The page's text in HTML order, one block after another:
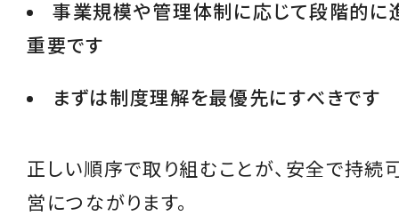
事業規模や管理体制に応じて段階的に
重要です
まずは制度理解を最優先にすべきです
正しい順序で取り組むことが、安全で持続
営につながります。